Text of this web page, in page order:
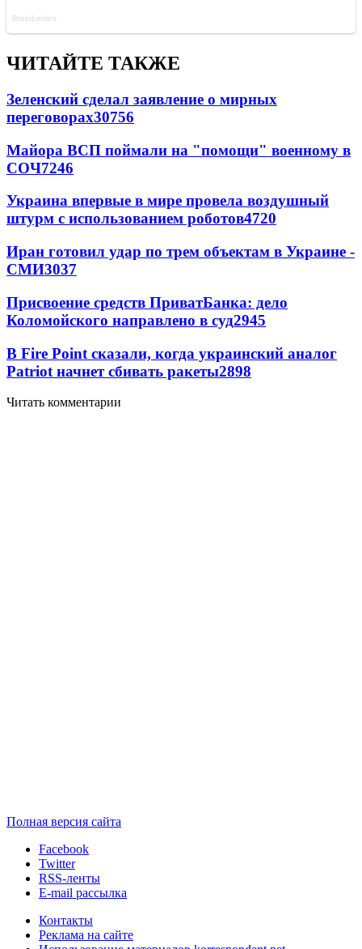
ЧИТАЙТЕ ТАКЖЕ
Зеленский сделал заявление о мирных
переговорах30756
Майора ВСП поймали на "помощи" военному в
СОЧ7246
Украина впервые в мире провела воздушный
штурм с использованием роботов4720
Иран готовил удар по трем объектам в Украине -
СМИ3037
Присвоение средств ПриватБанка: дело
Коломойского направлено в суд2945
В Fire Point сказали, когда украинский аналог
Patriot начнет сбивать ракеты2898
Читать комментарии
Полная версия сайта
Facebook
Twitter
RSS-ленты
E-mail рассылка
Контакты
Реклама на сайте